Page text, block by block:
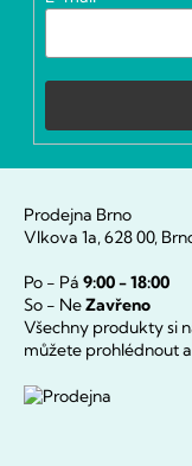
Prodejna Brno
Vlkova 1a, 628 00,
Po - Pá 9:00 - 18:00
So - NeZavřeno
Všechny produkty si
můžete prohlédnout